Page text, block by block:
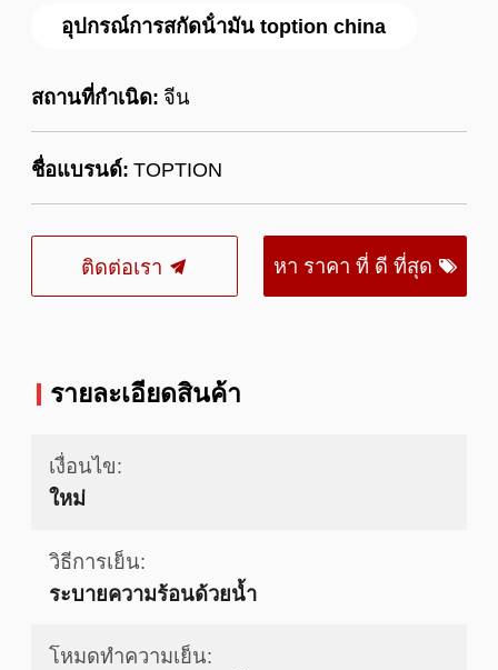
อุปกรณ์การสกัดน้ํามัน toption china
สถานที่กำเนิด: จีน
ชื่อแบรนด์: TOPTION
ติดต่อเรา หา ราคา ที่ ดี ที่สุด
รายละเอียดสินค้า
เงื่อนไข:
ใหม่
วิธีการเย็น:
ระบายความร้อนด้วยน้ำ
โหมดทำความเย็น: